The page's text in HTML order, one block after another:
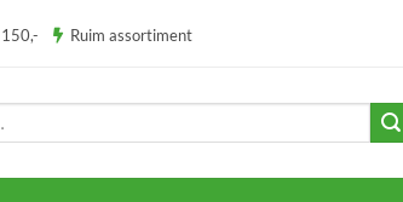
150,- Ruim assortiment